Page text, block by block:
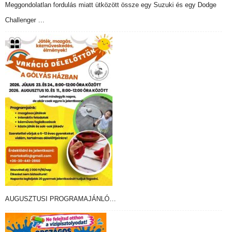
Meggondolatlan fordulás miatt ütközött össze egy Suzuki és egy Dodge
Challenger …
AUGUSZTUSI PROGRAMAJÁNLÓ…